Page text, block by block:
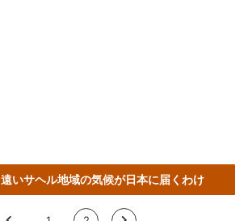
遠いサヘル地域の気候が日本に届くわけ